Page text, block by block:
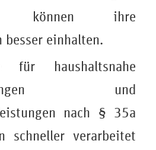
können ihre
besser einhalten.
für haushaltsnahe
und
nach § 35a
schneller verarbeitet